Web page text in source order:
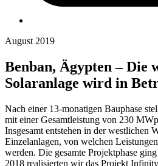
August 2019
Benban, Ägypten – Die
Solaranlage wird in
Nach einer 13-monatigen Bauphase
mit einer Gesamtleistung von 230
Insgesamt entstehen in der westlichen
Einzelanlagen, von welchen
werden. Die gesamte Projektphase
2018 realisierten wir das Projekt